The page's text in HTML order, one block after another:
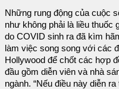
Những rung động của cuộc
như không phải là liều thuốc
do COVID sinh ra đã kìm
làm việc song song với các
Hollywood để chốt các hợp
đầu gồm diễn viên và nhà
ngành. “Nếu điều này diễn